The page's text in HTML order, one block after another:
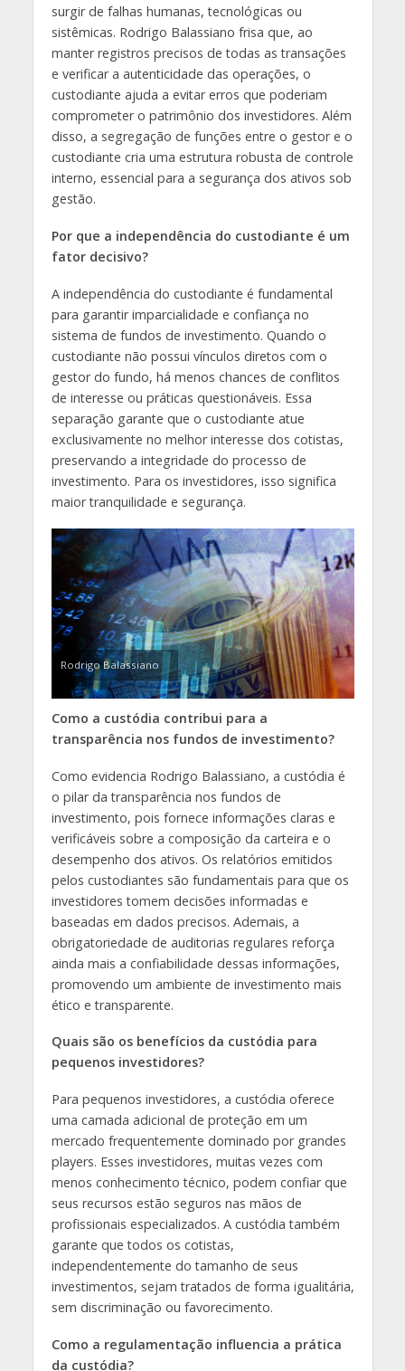
surgir de falhas humanas, tecnológicas ou
sistêmicas. Rodrigo Balassiano frisa que, ao
manter registros precisos de todas as transações
e verificar a autenticidade das operações, o
custodiante ajuda a evitar erros que poderiam
comprometer o patrimônio dos investidores. Além
disso, a segregação de funções entre o gestor e o
custodiante cria uma estrutura robusta de controle
interno, essencial para a segurança dos ativos sob
gestão.
Por que a independência do custodiante é um
fator decisivo?
A independência do custodiante é fundamental
para garantir imparcialidade e confiança no
sistema de fundos de investimento. Quando o
custodiante não possui vínculos diretos com o
gestor do fundo, há menos chances de conflitos
de interesse ou práticas questionáveis. Essa
separação garante que o custodiante atue
exclusivamente no melhor interesse dos cotistas,
preservando a integridade do processo de
investimento. Para os investidores, isso significa
maior tranquilidade e segurança.
Rodrigo Balassiano
Como a custódia contribui para a
transparência nos fundos de investimento?
Como evidencia Rodrigo Balassiano, a custódia é
o pilar da transparência nos fundos de
investimento, pois fornece informações claras e
verificáveis sobre a composição da carteira e o
desempenho dos ativos. Os relatórios emitidos
pelos custodiantes são fundamentais para que os
investidores tomem decisões informadas e
baseadas em dados precisos. Ademais, a
obrigatoriedade de auditorias regulares reforça
ainda mais a confiabilidade dessas informações,
promovendo um ambiente de investimento mais
ético e transparente.
Quais são os benefícios da custódia para
pequenos investidores?
Para pequenos investidores, a custódia oferece
uma camada adicional de proteção em um
mercado frequentemente dominado por grandes
players. Esses investidores, muitas vezes com
menos conhecimento técnico, podem confiar que
seus recursos estão seguros nas mãos de
profissionais especializados. A custódia também
garante que todos os cotistas,
independentemente do tamanho de seus
investimentos, sejam tratados de forma igualitária,
sem discriminação ou favorecimento.
Como a regulamentação influencia a prática
da custódia?